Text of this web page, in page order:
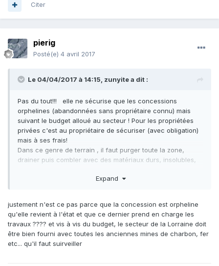
Citer
pierig
Posté(e) 4 avril 2017
Le 04/04/2017 à 14:15, zunyitea dit :
Pas du tout!!! elle ne sécurise que les concessions
orphelines (abandonnées sans propriétaire connu) mais
suivant le budget alloué au secteur ! Pour les propriétées
privées c'est au propriétaire de sécuriser (avec obligation)
mais à ses frais!
Dans ce genre de terrain , il faut purger toute la zone,
drainer puis combler avec des matériaux durs, insolubles,
Expand
justement n'est ce pas parce que la concession est orpheline
qu'elle revient à l'état et que ce dernier prend en charge les
travaux ???? et vis à vis du budget, le secteur de la Lorraine doit
être bien fourni avec toutes les anciennes mines de charbon, fer
etc... qu'il faut suirveiller